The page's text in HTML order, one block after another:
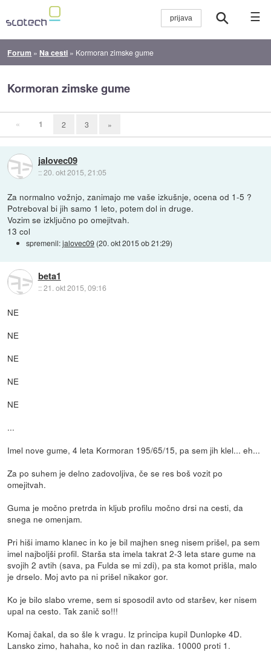
☰
Forum » Na cesti » Kormoran zimske gume
Kormoran zimske gume
« 1 2 3 »
jalovec09
::20. okt 2015, 21:05
Za normalno vožnjo, zanimajo me vaše izkušnje, ocena od 1-5 ?
Potreboval bi jih samo 1 leto, potem dol in druge.
Vozim se izključno po omejitvah.
13 col
spremenil:jalovec09 (20. okt 2015 ob 21:29)
beta1
::21. okt 2015, 09:16
NE
NE
NE
NE
NE
...
Imel nove gume, 4 leta Kormoran 195/65/15, pa sem jih klel... eh...
Za po suhem je delno zadovoljiva, če se res boš vozit po
omejitvah.
Guma je močno pretrda in kljub profilu močno drsi na cesti, da
snega ne omenjam.
Pri hiši imamo klanec in ko je bil majhen sneg nisem prišel, pa sem
imel najboljši profil. Starša sta imela takrat 2-3 leta stare gume na
svojih 2 avtih (sava, pa Fulda se mi zdi), pa sta komot prišla, malo
je drselo. Moj avto pa ni prišel nikakor gor.
Ko je bilo slabo vreme, sem si sposodil avto od staršev, ker nisem
upal na cesto. Tak zanič so!!!
Komaj čakal, da so šle k vragu. Iz principa kupil Dunlopke 4D.
Lansko zimo, hahaha, ko noč in dan razlika. 10000 proti 1.